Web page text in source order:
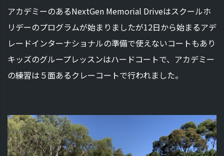
アカデミーのあるNextGen Memorial Driveはスクールホ
リデーのプログラムが始まりましたが12日から始まるアデ
レードインターナショナルの準備で使えないコートもあり
キッズのグループレッスンはハードコートで、アカデミー
の練習は５面あるクレーコートで行われました。